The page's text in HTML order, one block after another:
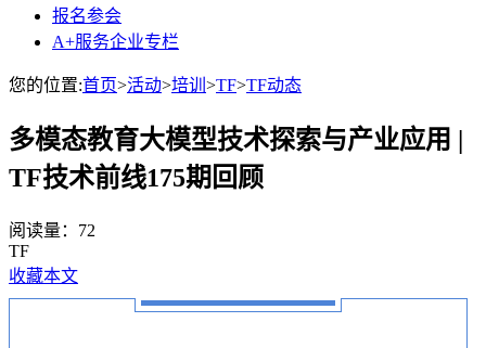
报名参会
A+服务企业专栏
您的位置:首页>活动>培训 >TF>TF动态
多模态教育大模型技术探索与产业应用 |
TF技术前线175期回顾
阅读量： 72
TF
收藏本文